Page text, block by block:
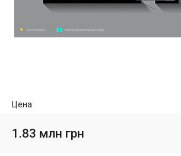
Цена:
1.83 млн грн